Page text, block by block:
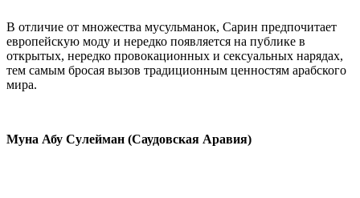
В отличие от множества мусульманок, Сарин предпочитает
европейскую моду и нередко появляется на публике в
открытых, нередко провокационных и сексуальных нарядах,
тем самым бросая вызов традиционным ценностям арабского
мира.
Муна Абу Сулейман (Саудовская Аравия)